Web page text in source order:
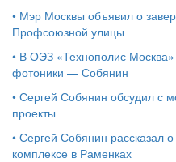
• Мэр Москвы объявил о
Профсоюзной улицы
• В ОЭЗ «Технополис Москва»
фотоники — Собянин
• Сергей Собянин обсудил с
проекты
• Сергей Собянин рассказал
комплексе в Раменках